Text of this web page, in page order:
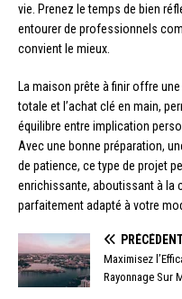
vie. Prenez le temps de bien
entourer de professionnels
convient le mieux.
La maison prête à finir offre
totale et l’achat clé en main,
équilibre entre implication
Avec une bonne préparation,
de patience, ce type de projet
enrichissante, aboutissant à la
parfaitement adapté à votre
Maximisez
Rayonnage Sur